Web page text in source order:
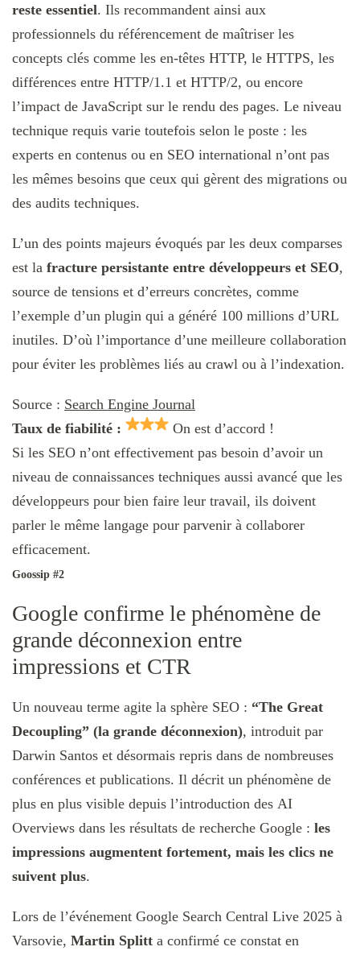
reste essentiel. Ils recommandent ainsi aux
professionnels du référencement de maîtriser les
concepts clés comme les en-têtes HTTP, le HTTPS, les
différences entre HTTP/1.1 et HTTP/2, ou encore
l’impact de JavaScript sur le rendu des pages. Le niveau
technique requis varie toutefois selon le poste : les
experts en contenus ou en SEO international n’ont pas
les mêmes besoins que ceux qui gèrent des migrations ou
des audits techniques.
L’un des points majeurs évoqués par les deux comparses
est la fracture persistante entre développeurs et SEO,
source de tensions et d’erreurs concrètes, comme
l’exemple d’un plugin qui a généré 100 millions d’URL
inutiles. D’où l’importance d’une meilleure collaboration
pour éviter les problèmes liés au crawl ou à l’indexation.
Source : Search Engine Journal
Taux de fiabilité :
On est d’accord !
Si les SEO n’ont effectivement pas besoin d’avoir un
niveau de connaissances techniques aussi avancé que les
développeurs pour bien faire leur travail, ils doivent
parler le même langage pour parvenir à collaborer
efficacement.
Goossip #2
Google confirme le phénomène de
grande déconnexion entre
impressions et CTR
Un nouveau terme agite la sphère SEO : “The Great
Decoupling” (la grande déconnexion), introduit par
Darwin Santos et désormais repris dans de nombreuses
conférences et publications. Il décrit un phénomène de
plus en plus visible depuis l’introduction des AI
Overviews dans les résultats de recherche Google : les
impressions augmentent fortement, mais les clics ne
suivent plus.
Lors de l’événement Google Search Central Live 2025 à
Varsovie, Martin Splitt a confirmé ce constat en